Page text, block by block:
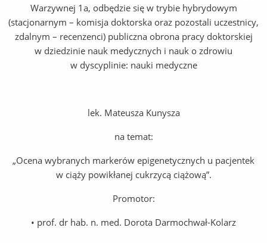
Warzywnej 1a, odbędzie się w trybie hybrydowym
(stacjonarnym – komisja doktorska oraz pozostali uczestnicy,
zdalnym – recenzenci) publiczna obrona pracy doktorskiej
w dziedzinie nauk medycznych i nauk o zdrowiu
w dyscyplinie: nauki medyczne
lek. Mateusza Kunysza
na temat:
„Ocena wybranych markerów epigenetycznych u pacjentek
w ciąży powikłanej cukrzycą ciążową”.
Promotor:
• prof. dr hab. n. med. Dorota Darmochwał-Kolarz